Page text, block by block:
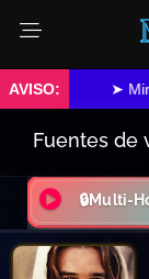
➤ Minions &
Fuentes de
🔒Multi-